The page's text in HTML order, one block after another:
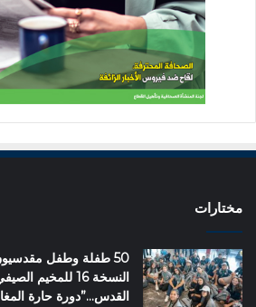
مختارات
50 طفلة وطفل
النسخة 16 للمخيم
القدس…”دورة حارة